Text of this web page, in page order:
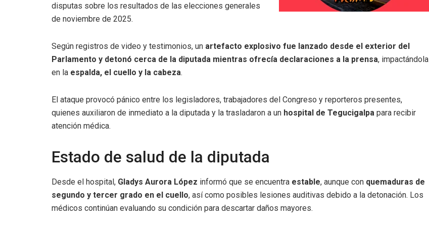
disputas sobre los resultados de las elecciones generales
de noviembre de 2025.
Según registros de video y testimonios, un artefacto explosivo fue lanzado desde el exterior del
Parlamento y detonó cerca de la diputada mientras ofrecía declaraciones a la prensa, impactándola
en la espalda, el cuello y la cabeza.
El ataque provocó pánico entre los legisladores, trabajadores del Congreso y reporteros presentes,
quienes auxiliaron de inmediato a la diputada y la trasladaron a un hospital de Tegucigalpa para recibir
atención médica.
Estado de salud de la diputada
Desde el hospital, Gladys Aurora López informó que se encuentra estable, aunque con quemaduras de
segundo y tercer grado en el cuello, así como posibles lesiones auditivas debido a la detonación. Los
médicos continúan evaluando su condición para descartar daños mayores.